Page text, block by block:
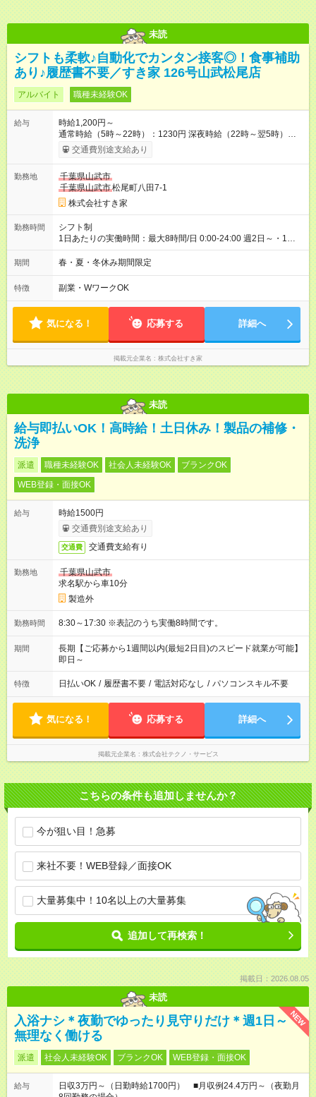
未読
シフトも柔軟♪自動化でカンタン接客◎！食事補助
あり♪履歴書不要／すき家 126号山武松尾店
アルバイト 職種未経験OK
給与
時給1,200円～
通常時給（5時～22時）：1230円 深夜時給（22時～翌5時）：
1538円 高校生時給：1200円 【特別手当】早朝手当（5：00-9：
00）時給+150円 【休日手当】時給＋50円 【試用期間】試用期
じです。 試用期間の実態は30日（※条件変更なし）ですが、切
り上げで一ヶ月とさせていただきます。 研修制度あり：15時間
(研修中も同時給）
交通費別途支給あり
勤務地
千葉県山武市
千葉県山武市松尾町八田7-1
株式会社すき家
勤務時間
シフト制
1日あたりの実働時間：最大8時間/日 0:00-24:00 週2日～・1日
2h～OK ＜シフト例＞ 〇朝帯 5:00-9:00 〇昼帯 9:00-14:00 〇午
後帯 14:00-18:00 〇夜帯 18:00-22:00 〇深夜帯 22:00-翌5:00 基
ます♪
期間 春・夏・冬休み期間限定
特徴 副業・WワークOK
気になる！ 応募する 詳細へ
掲載元企業名 株式会社すき家
未読
給与即払いOK！高時給！土日休み！製品の補修・
洗浄
派遣 職種未経験OK 社会人未経験OK
ブランクOK
WEB登録・面接OK
給与
時給1500円
交通費別途支給あり
交通費 交通費支給有り
勤務地
千葉県山武市
求名駅から車10分
製造外
勤務時間 8:30～17:30 ※表記のうち実働8時間です。
期間
長期【ご応募から1週間以内(最短2日目)のスピード就業が可能】
即日～
特徴 日払いOK / 履歴書不要 / 電話対応なし / パソコンスキル不要
気になる！ 応募する 詳細へ
掲載元企業名 株式会社テクノ・サービス
こちらの条件も追加しませんか？
今が狙い目！急募
来社不要！WEB登録／面接OK
大量募集中！10名以上の大量募集
追加して再検索！
掲載日：2026.08.05
未読
NEW
入浴ナシ＊夜勤でゆったり見守りだけ＊週1日～
無理なく働ける
派遣 社会人未経験OK ブランクOK WEB登録・面接OK
給与
日収3万円～（日勤時給1700円） ■月収例24.4万円～（夜勤月